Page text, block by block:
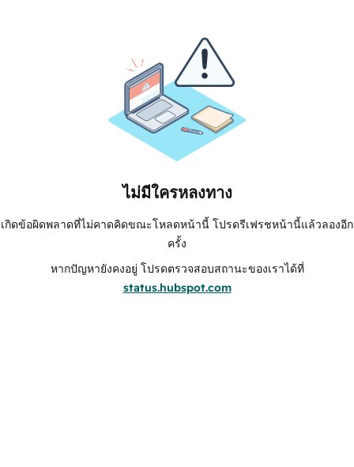
ไม่มีใครหลงทาง
เกิดข้อผิดพลาดที่ไม่คาดคิดขณะโหลดหน้านี้ โปรดรีเฟรชหน้านี้แล้วลองอีก
ครั้ง
หากปัญหายังคงอยู่ โปรดตรวจสอบสถานะของเราได้ที่
status.hubspot.com